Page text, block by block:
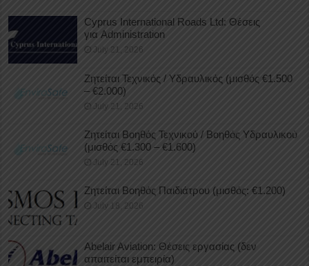
Cyprus International Roads Ltd: Θέσεις
για Administration
July 21, 2026
Ζητείται Τεχνικός / Υδραυλικός (μισθός €1.500
– €2.000)
July 21, 2026
Ζητείται Βοηθός Τεχνικού / Βοηθός Υδραυλικού
(μισθός €1.300 – €1.600)
July 21, 2026
Ζητείται Βοηθός Παιδιάτρου (μισθός: €1.200)
July 18, 2026
Abelair Aviation: Θέσεις εργασίας (δεν
απαιτείται εμπειρία)